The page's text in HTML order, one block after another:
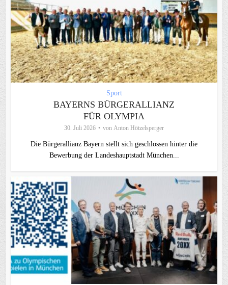
Sport
BAYERNS BÜRGERALLIANZ
FÜR OLYMPIA
30. Juli 2026 von Anton Hötzelsperger
Die Bürgerallianz Bayern stellt sich geschlossen hinter die
Bewerbung der Landeshauptstadt München...